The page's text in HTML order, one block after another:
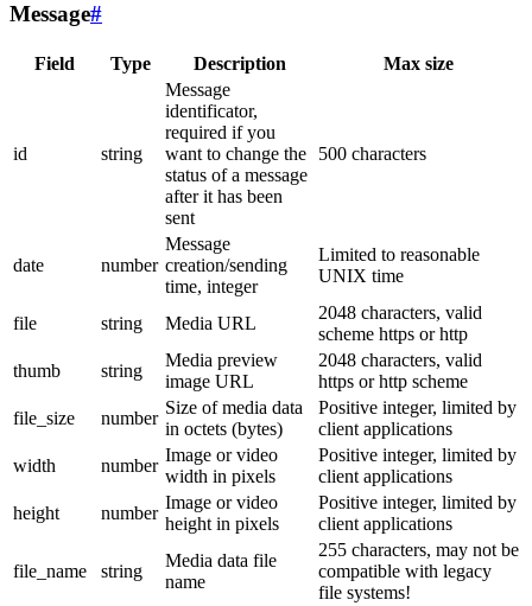
Message#
Field Type Description Max size
id string
Message
identificator,
required if you
want to change the
status of a message
after it has been
sent
500 characters
date number
Message
creation/sending
time, integer
Limited to reasonable
UNIX time
file string Media URL
2048 characters, valid
scheme https or http
thumb
string
Media preview
image URL
2048 characters, valid
https or http scheme
file_size
number
Size of media data
in octets (bytes)
Positive integer, limited by
client applications
width
number
Image or video
width in pixels
Positive integer, limited by
client applications
height
number
Image or video
height in pixels
Positive integer, limited by
client applications
file_name string
Media data file
name
255 characters, may not be
compatible with legacy
file systems!